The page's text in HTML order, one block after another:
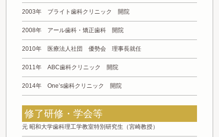
2003年 ブライト歯科クリニック 開院
2008年 アール歯科・矯正歯科 開院
2010年 医療法人社団 優勢会 理事長就任
2011年 ABC歯科クリニック 開院
2014年 One’s歯科クリニック 開院
修了研修・学会等
元 昭和大学歯科理工学教室特別研究生（宮崎教授）